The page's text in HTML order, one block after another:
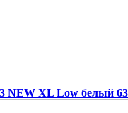
NEW XL Low белый